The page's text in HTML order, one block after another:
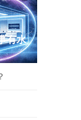
有水